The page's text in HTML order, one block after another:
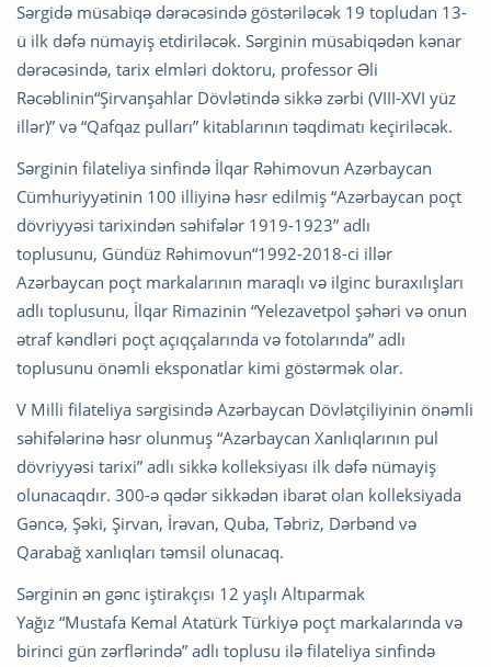
Sərgidə müsabiqə dərəcəsində göstəriləcək 19 topludan 13-
ü ilk dəfə nümayiş etdiriləcək. Sərginin müsabiqədən kənar
dərəcəsində, tarix elmləri doktoru, professor Əli
Rəcəblinin“Şirvanşahlar Dövlətində sikkə zərbi (VIII-XVI yüz
illər)” və “Qafqaz pulları” kitablarının təqdimatı keçiriləcək.
Sərginin filateliya sinfində İlqar Rəhimovun Azərbaycan
Cümhuriyyətinin 100 illiyinə həsr edilmiş “Azərbaycan poçt
dövriyyəsi tarixindən səhifələr 1919-1923” adlı
toplusunu, Gündüz Rəhimovun“1992-2018-ci illər
Azərbaycan poçt markalarının maraqlı və ilginc buraxılışları
adlı toplusunu, İlqar Rimazinin “Yelezavetpol şəhəri və onun
ətraf kəndləri poçt açıqçalarında və fotolarında” adlı
toplusunu önəmli eksponatlar kimi göstərmək olar.
V Milli filateliya sərgisində Azərbaycan Dövlətçiliyinin önəmli
səhifələrinə həsr olunmuş “Azərbaycan Xanlıqlarının pul
dövriyyəsi tarixi” adlı sikkə kolleksiyası ilk dəfə nümayiş
olunacaqdır. 300-ə qədər sikkədən ibarət olan kolleksiyada
Gəncə, Şəki, Şirvan, İrəvan, Quba, Təbriz, Dərbənd və
Qarabağ xanlıqları təmsil olunacaq.
Sərginin ən gənc iştirakçısı 12 yaşlı Altıparmak
Yağız “Mustafa Kemal Atatürk Türkiyə poçt markalarında və
birinci gün zərflərində” adlı toplusu ilə filateliya sinfində